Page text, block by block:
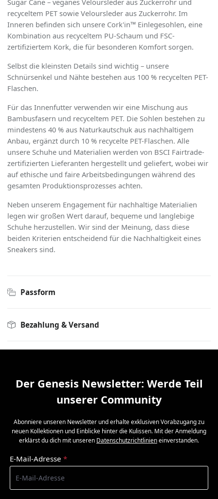
Sugar Cane – veganes Veloursleder aus Zuckerrohr und
recyceltem PET sowie Veloursleder aus Zuckerrohr. Im
Inneren beﬁnden sich unsere Cork'in™ Einlegesohlen, eine
Kombination aus recyceltem PU-Schaum und FSC-
zertiﬁziertem Kork, die für besonderen Komfort sorgen.
Selbst die kleinsten Details sind wichtig – unsere
Schnürsenkel und Nähte bestehen aus 100 % recycelten PET-
Flaschen.
Für das Innenfutter verwenden wir eine Mischung aus
Bambusfasern und recyceltem PET. Die Sohlen bestehen zu
mindestens 40 % aus Naturkautschuk aus nachhaltigem
Anbau, ergänzt durch 10 % recycelte PET-Flaschen. Alle
unsere Schuhe und Materialien werden von BSCI Fairtrade-
zertiﬁzierten Lieferanten hergestellt und geliefert, wobei wir
auf ethische und faire Arbeitsbedingungen während des
gesamten Produktionsprozesses achten.
Neben unserem Engagement für nachhaltige Materialien
legen wir großen Wert darauf, bequeme und langlebige
Schuhe herzustellen. Wir sind der Meinung, dass diese
beiden Kriterien entscheidend für die Nachhaltigkeit eines
Sneakers sind.
Passform
Bezahlung & Versand
Der Genesis Newsletter: Werde Teil
unserer Community
Abonniere unseren Newsletter und erhalte exklusiven Vorabzugang zu
neuen Kollektionen und Einblicke hinter die Kulissen. Mit der Anmeldung
erklärst du dich mit unseren Datenschutzrichtlinieneinverstanden.
E-Mail-Adresse *